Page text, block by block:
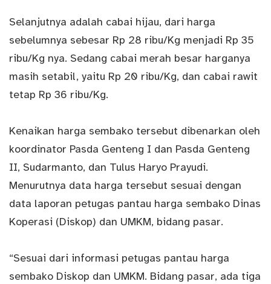
Selanjutnya adalah cabai hijau, dari harga
sebelumnya sebesar Rp 28 ribu/Kg menjadi Rp 35
ribu/Kg nya. Sedang cabai merah besar harganya
masih setabil, yaitu Rp 20 ribu/Kg, dan cabai rawit
tetap Rp 36 ribu/Kg.
Kenaikan harga sembako tersebut dibenarkan oleh
koordinator Pasda Genteng I dan Pasda Genteng
II, Sudarmanto, dan Tulus Haryo Prayudi.
Menurutnya data harga tersebut sesuai dengan
data laporan petugas pantau harga sembako Dinas
Koperasi (Diskop) dan UMKM, bidang pasar.
“Sesuai dari informasi petugas pantau harga
sembako Diskop dan UMKM. Bidang pasar, ada tiga